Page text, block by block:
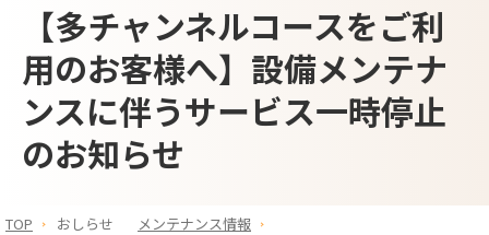
【多チャンネルコースをご利
用のお客様へ】設備メンテナ
ンスに伴うサービス一時停止
のお知らせ
TOP おしらせ
メンテナンス情報